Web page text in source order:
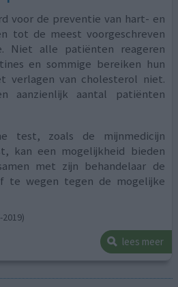
voor de preventie van hart- en
tot de meest voorgeschreven
Niet alle patiënten reageren
en sommige bereiken hun
verlagen van cholesterol niet.
aanzienlijk aantal patiënten
test, zoals de mijnmedicijn
kan een mogelijkheid bieden
met zijn behandelaar de
te wegen tegen de mogelijke
2019)
lees meer